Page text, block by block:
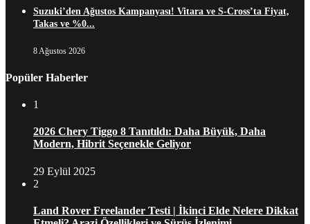
Suzuki’den Ağustos Kampanyası! Vitara ve S-Cross’ta Fiyat,
Takas ve %0...
8 Ağustos 2026
Popüler Haberler
1
2026 Chery Tiggo 8 Tanıtıldı: Daha Büyük, Daha
Modern, Hibrit Seçenekle Geliyor
29 Eylül 2025
2
Land Rover Freelander Testi | İkinci Elde Nelere Dikkat